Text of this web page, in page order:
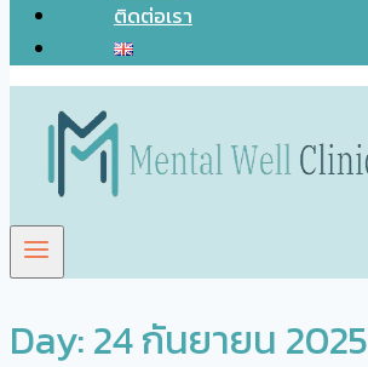
ติดต่อเรา
Day: 24 กันยายน 2025